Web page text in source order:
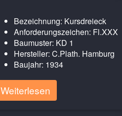
Bezeichnung: Kursdreieck
Anforderungszeichen: Fl.XXX
Baumuster: KD 1
Hersteller: C.Plath. Hamburg
Baujahr: 1934
Weiterlesen